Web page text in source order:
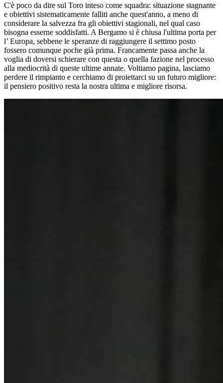
C'è poco da dire sul Toro inteso come squadra: situazione stagnante
e obiettivi sistematicamente falliti anche quest'anno, a meno di
considerare la salvezza fra gli obiettivi stagionali, nel qual caso
bisogna esserne soddisfatti. A Bergamo si è chiusa l'ultima porta per
l’ Europa, sebbene le speranze di raggiungere il settimo posto
fossero comunque poche già prima. Francamente passa anche la
voglia di doversi schierare con questa o quella fazione nel processo
alla mediocrità di queste ultime annate. Voltiamo pagina, lasciamo
perdere il rimpianto e cerchiamo di proiettarci su un futuro migliore:
il pensiero positivo resta la nostra ultima e migliore risorsa.